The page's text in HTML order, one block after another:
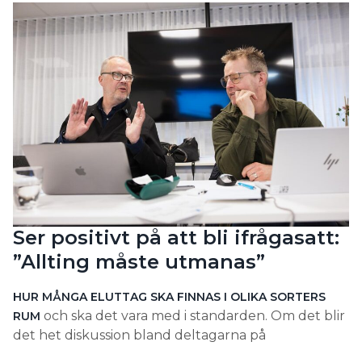
Ser positivt på att bli ifrågasatt:
”Allting måste utmanas”
HUR MÅNGA ELUTTAG SKA FINNAS I OLIKA SORTERS
RUM och ska det vara med i standarden. Om det blir
det het diskussion bland deltagarna på